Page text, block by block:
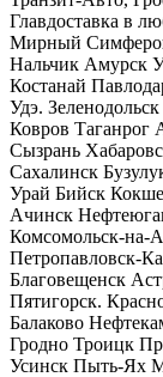
Главдоставка в
Мирный
Нальчик Амурск
Костанай
Удэ.
Ковров Таганрог
Сызрань
Сахалинск
Урай Бийск
Ачинск
Комсомольск-на-
Петропавловск-
Благовещенск
Пятигорск.
Балаково
Гродно Троицк
Усинск Пыть-Ях